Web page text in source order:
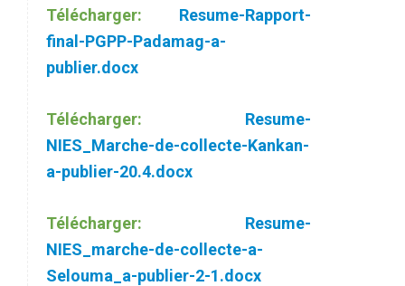
Télécharger:
Resume-Rapport-
final-PGPP-Padamag-a-
publier.docx
Télécharger:
Resume-
NIES_Marche-de-collecte-Kankan-
a-publier-20.4.docx
Télécharger:
Resume-
NIES_marche-de-collecte-a-
Selouma_a-publier-2-1.docx